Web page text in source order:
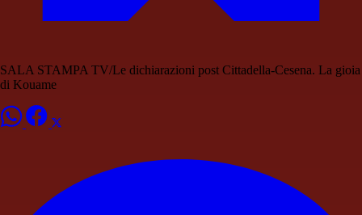
SALA STAMPA TV/Le dichiarazioni post Cittadella-Cesena. La gioia
di Kouame